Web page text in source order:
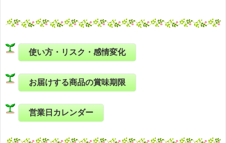
使い方・リスク・感情変化
お届けする商品の賞味期限
営業日カレンダー